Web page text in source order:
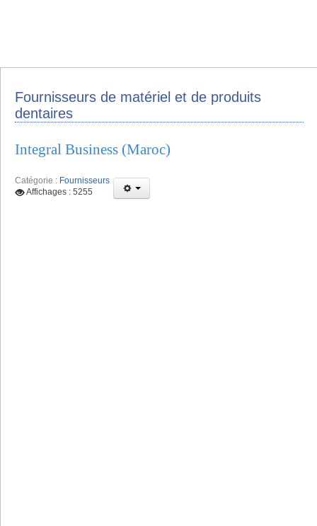
Fournisseurs de matériel et de produits
dentaires
Integral Business (Maroc)
Catégorie : Fournisseurs
Affichages : 5255